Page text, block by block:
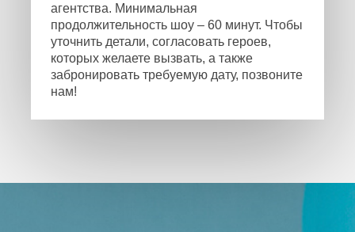
агентства. Минимальная
продолжительность шоу – 60 минут. Чтобы
уточнить детали, согласовать героев,
которых желаете вызвать, а также
забронировать требуемую дату, позвоните
нам!